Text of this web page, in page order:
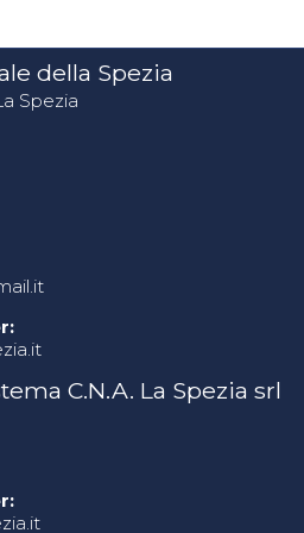
della Spezia
Spezia
C.N.A. La Spezia srl